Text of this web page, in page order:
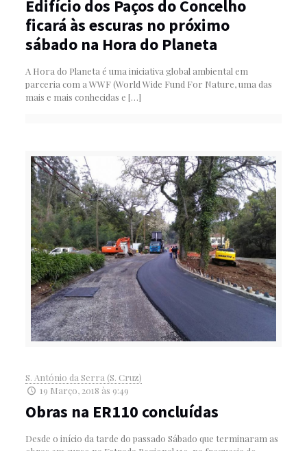
Edifício dos Paços do Concelho
ficará às escuras no próximo
sábado na Hora do Planeta
A Hora do Planeta é uma iniciativa global ambiental em
parceria com a WWF (World Wide Fund For Nature, uma das
mais e mais conhecidas e […]
S. António da Serra (S. Cruz)
19 Março, 2018 às 9:49
Obras na ER110 concluídas
Desde o início da tarde do passado Sábado que terminaram as